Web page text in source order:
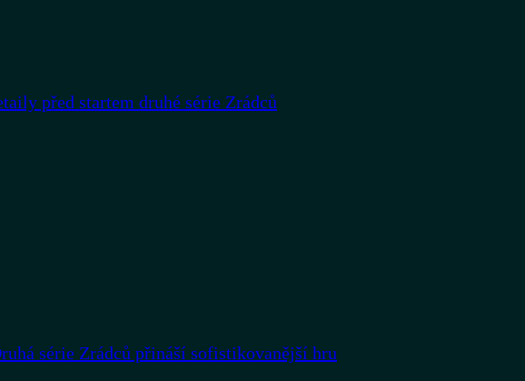
před startem druhé série Zrádců
série Zrádců přináší sofistikovanější hru